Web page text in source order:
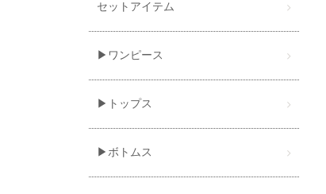
セットアイテム
▶ワンピース
▶トップス
▶ボトムス